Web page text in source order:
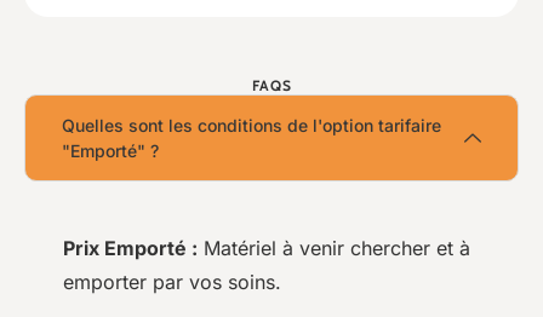
FAQS
Quelles sont les conditions de l'option tarifaire
"Emporté" ?
Prix Emporté : Matériel à venir chercher et à
emporter par vos soins.